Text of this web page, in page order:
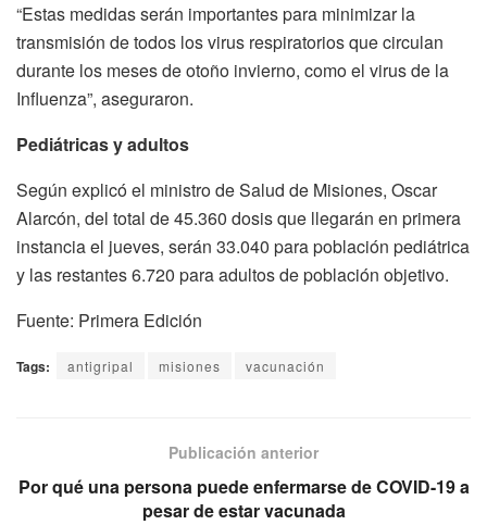
“Estas medidas serán importantes para minimizar la
transmisión de todos los virus respiratorios que circulan
durante los meses de otoño invierno, como el virus de la
Influenza”, aseguraron.
Pediátricas y adultos
Según explicó el ministro de Salud de Misiones, Oscar
Alarcón, del total de 45.360 dosis que llegarán en primera
instancia el jueves, serán 33.040 para población pediátrica
y las restantes 6.720 para adultos de población objetivo.
Fuente: Primera Edición
Tags: antigripal misiones vacunación
Publicación anterior
Por qué una persona puede enfermarse de COVID-19 a
pesar de estar vacunada